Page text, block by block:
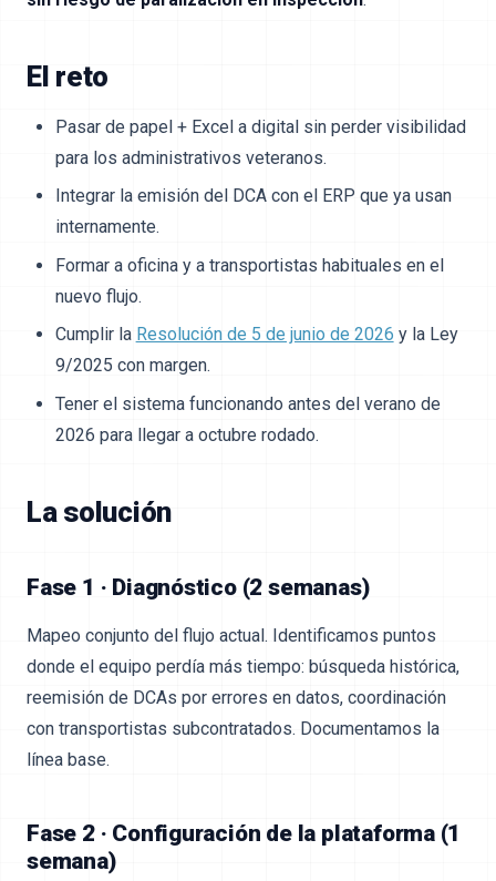
El reto
Pasar de papel + Excel a digital sin perder visibilidad
para los administrativos veteranos.
Integrar la emisión del DCA con el ERP que ya usan
internamente.
Formar a oficina y a transportistas habituales en el
nuevo flujo.
Cumplir la Resolución de 5 de junio de 2026 y la Ley
9/2025 con margen.
Tener el sistema funcionando antes del verano de
2026 para llegar a octubre rodado.
La solución
Fase 1 · Diagnóstico (2 semanas)
Mapeo conjunto del flujo actual. Identificamos puntos
donde el equipo perdía más tiempo: búsqueda histórica,
reemisión de DCAs por errores en datos, coordinación
con transportistas subcontratados. Documentamos la
línea base.
Fase 2 · Configuración de la plataforma (1
semana)